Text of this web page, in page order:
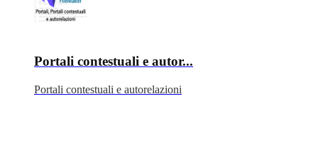
Portali contestuali e autor...
Portali contestuali e autorelazioni